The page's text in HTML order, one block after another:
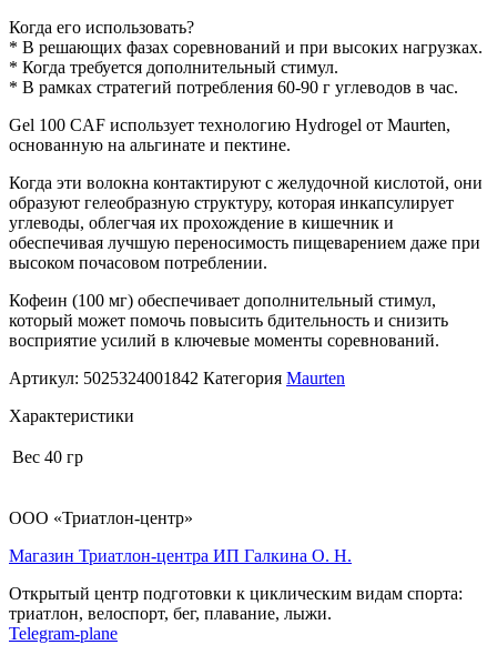
Когда его использовать?
* В решающих фазах соревнований и при высоких нагрузках.
* Когда требуется дополнительный стимул.
* В рамках стратегий потребления 60-90 г углеводов в час.
Gel 100 CAF использует технологию Hydrogel от Maurten,
основанную на альгинате и пектине.
Когда эти волокна контактируют с желудочной кислотой, они
образуют гелеобразную структуру, которая инкапсулирует
углеводы, облегчая их прохождение в кишечник и
обеспечивая лучшую переносимость пищеварением даже при
высоком почасовом потреблении.
Кофеин (100 мг) обеспечивает дополнительный стимул,
который может помочь повысить бдительность и снизить
восприятие усилий в ключевые моменты соревнований.
Артикул: 5025324001842 Категория Maurten
Характеристики
Вес 40 гр
ООО «Триатлон-центр»
Магазин Триатлон-центра ИП Галкина О. Н.
Открытый центр подготовки к циклическим видам спорта:
триатлон, велоспорт, бег, плавание, лыжи.
Telegram-plane